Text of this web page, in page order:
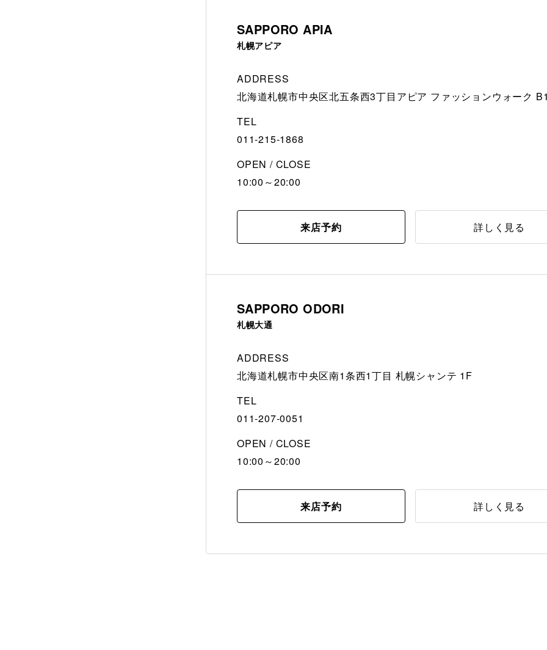
SAPPORO APIA
札幌アピア
ADDRESS
北海道札幌市中央区北五条西3丁目アピア ファッションウォーク
TEL
011-215-1868
OPEN / CLOSE
10:00～20:00
来店予約 詳しく見る
SAPPORO ODORI
札幌大通
ADDRESS
北海道札幌市中央区南1条西1丁目 札幌シャンテ 1F
TEL
011-207-0051
OPEN / CLOSE
10:00～20:00
来店予約 詳しく見る